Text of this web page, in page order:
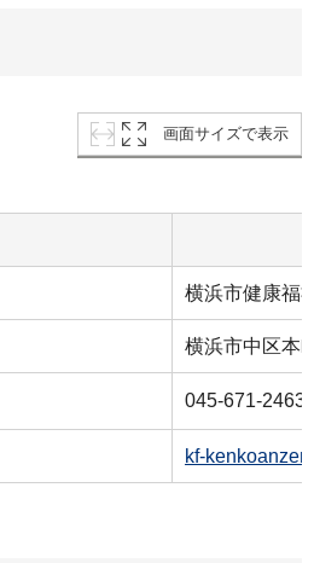
画面サイズで表示
横浜市健康福
横浜市中区本
045-671-2463
kf-